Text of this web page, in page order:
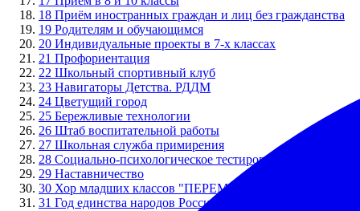
18 Приём иностранных граждан и лиц без гражданства
19 Родителям и обучающимся
20 Индивидуальные проекты в 7-х классах
21 Профориентация
22 Школьный спортивный клуб
23 Навигаторы Детства. РДДМ
24 Цветущий город
25 Бережливые технологии
26 Штаб воспитательной работы
27 Школьная служба примирения
28 Социально-психологическое тестирование
29 Наставничество
30 Хор младших классов "ПЕРЕМЕНКА"
31 Год единства народов России